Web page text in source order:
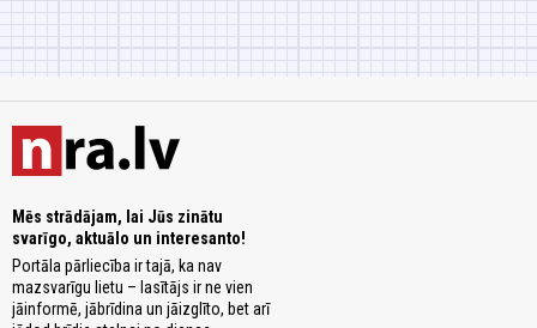
Mēs strādājam, lai Jūs zinātu
svarīgo, aktuālo un interesanto!
Portāla pārliecība ir tajā, ka nav
mazsvarīgu lietu – lasītājs ir ne vien
jāinformē, jābrīdina un jāizglīto, bet arī